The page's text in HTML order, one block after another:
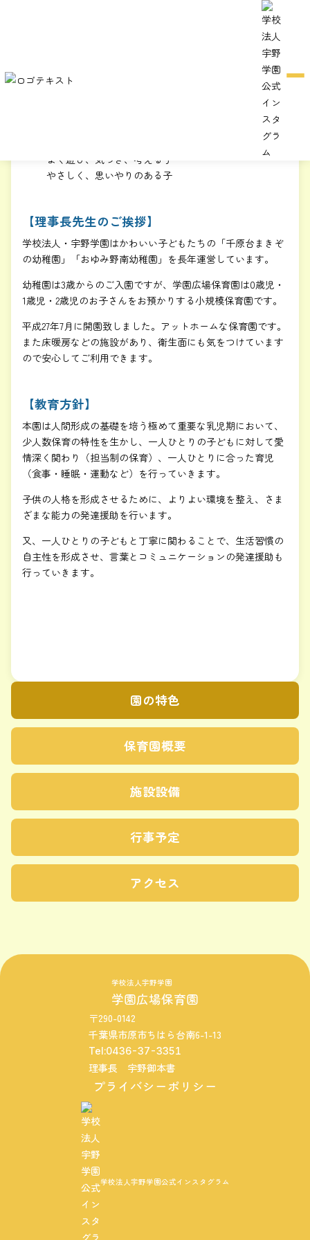
『園の特色』
よく遊び、気づき、考える子
やさしく、思いやりのある子
【理事長先生のご挨拶】
学校法人・宇野学園はかわいい子どもたちの「千原台まきぞ
の幼稚園」「おゆみ野南幼稚園」を長年運営しています。
幼稚園は3歳からのご入園ですが、学園広場保育園は0歳児・
1歳児・2歳児のお子さんをお預かりする小規模保育園です。
平成27年7月に開園致しました。アットホームな保育園です。
また床暖房などの施設があり、衛生面にも気をつけています
ので安心してご利用できます。
【教育方針】
本園は人間形成の基礎を培う極めて重要な乳児期において、
少人数保育の特性を生かし、一人ひとりの子どもに対して愛
情深く関わり（担当制の保育）、一人ひとりに合った育児
（食事・睡眠・運動など）を行っていきます。
子供の人格を形成させるために、よりよい環境を整え、さま
ざまな能力の発達援助を行います。
又、一人ひとりの子どもと丁寧に関わることで、生活習慣の
自主性を形成させ、言葉とコミュニケーションの発達援助も
行っていきます。
園の特色
保育園概要
施設設備
行事予定
アクセス
学校法人宇野学園
学園広場保育園
〒290-0142
千葉県市原市ちはら台南6-1-13
Tel:0436-37-3351
理事長 宇野御本書
プライバシーポリシー
学校法人宇野学園公式インスタグラム